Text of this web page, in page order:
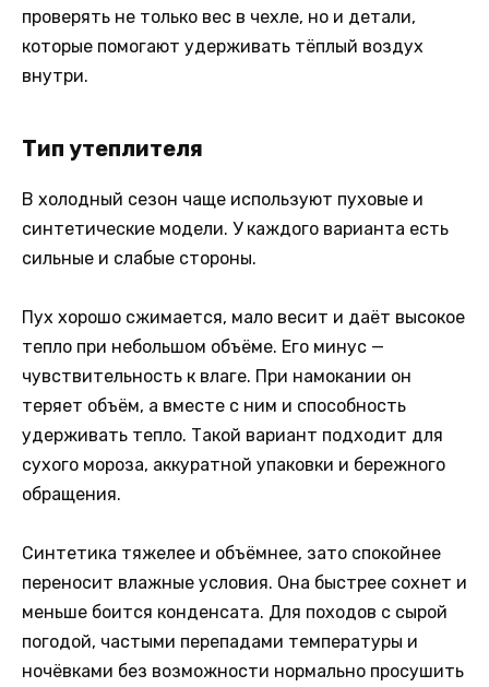
проверять не только вес в чехле, но и детали,
которые помогают удерживать тёплый воздух
внутри.
Тип утеплителя
В холодный сезон чаще используют пуховые и
синтетические модели. У каждого варианта есть
сильные и слабые стороны.
Пух хорошо сжимается, мало весит и даёт высокое
тепло при небольшом объёме. Его минус —
чувствительность к влаге. При намокании он
теряет объём, а вместе с ним и способность
удерживать тепло. Такой вариант подходит для
сухого мороза, аккуратной упаковки и бережного
обращения.
Синтетика тяжелее и объёмнее, зато спокойнее
переносит влажные условия. Она быстрее сохнет и
меньше боится конденсата. Для походов с сырой
погодой, частыми перепадами температуры и
ночёвками без возможности нормально просушить